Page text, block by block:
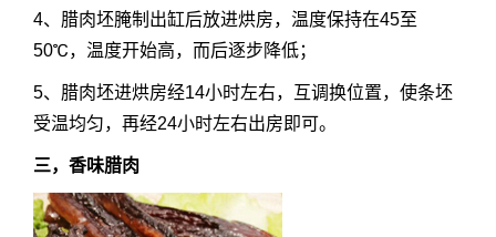
4、腊肉坯腌制出缸后放进烘房，温度保持在45至
50℃，温度开始高，而后逐步降低；
5、腊肉坯进烘房经14小时左右，互调换位置，使条坯
受温均匀，再经24小时左右出房即可。
三，香味腊肉